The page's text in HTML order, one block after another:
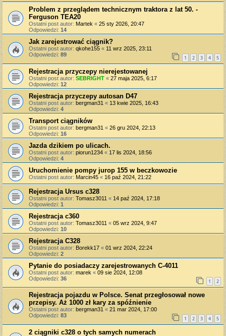
Problem z przeglądem technicznym traktora z lat 50. -
Ferguson TEA20
Ostatni post autor: Martek « 25 sty 2026, 20:47
Odpowiedzi: 14
Jak zarejestrować ciągnik?
Ostatni post autor: qkohe155 « 11 wrz 2025, 23:11
Odpowiedzi: 89 1 2 3 4 5
Rejestracja przyczepy nierejestowanej
Ostatni post autor: SEBRIGHT « 27 maja 2025, 6:17
Odpowiedzi: 12
Rejestracja przyczepy autosan D47
Ostatni post autor: bergman31 « 13 kwie 2025, 16:43
Odpowiedzi: 4
Transport ciągników
Ostatni post autor: bergman31 « 26 gru 2024, 22:13
Odpowiedzi: 16
Jazda dzikiem po ulicach.
Ostatni post autor: piorun1234 « 17 lis 2024, 18:56
Odpowiedzi: 4
Uruchomienie pompy jurop 155 w beczkowozie
Ostatni post autor: Marcin45 « 16 paź 2024, 21:22
Rejestracja Ursus c328
Ostatni post autor: Tomasz3011 « 14 paź 2024, 17:18
Odpowiedzi: 1
Rejestracja c360
Ostatni post autor: Tomasz3011 « 05 wrz 2024, 9:47
Odpowiedzi: 10
Rejestracja C328
Ostatni post autor: Borekk17 « 01 wrz 2024, 22:24
Odpowiedzi: 2
Pytanie do posiadaczy zarejestrowanych C-4011
Ostatni post autor: marek « 09 sie 2024, 12:08
Odpowiedzi: 36 1 2
Rejestracja pojazdu w Polsce. Senat przegłosował nowe
przepisy. Aż 1000 zł kary za spóźnienie
Ostatni post autor: bergman31 « 21 mar 2024, 17:00
Odpowiedzi: 83 1 2 3 4 5
2 ciągniki c328 o tych samych numerach